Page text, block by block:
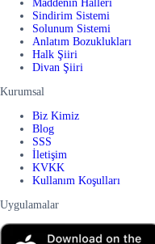
Maddenin Halleri
Sindirim Sistemi
Solunum Sistemi
Anlatım Bozuklukları
Halk Şiiri
Divan Şiiri
Kurumsal
Biz Kimiz
Blog
SSS
İletişim
KVKK
Kullanım Koşulları
Uygulamalar